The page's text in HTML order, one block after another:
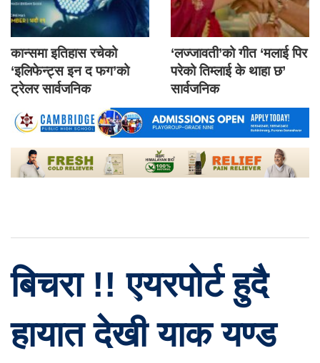
कान्समा इतिहास रचेको
‘इलिफेन्ट्स इन द फग’को
ट्रेलर सार्वजनिक
‘लज्जावती’को गीत ‘मलाई पिर
परेको तिम्लाई के थाहा छ’
सार्वजनिक
बिचरा !! एयरपोर्ट हुदै
हायात देखी याक यण्ड